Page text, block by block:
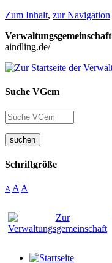
Zum Inhalt, zur Navigation
aindling.de/
Suche VGem
suchen
Schriftgröße
A A A